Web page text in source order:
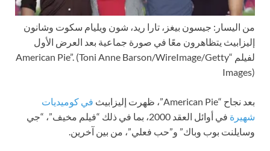
من اليسار: جيسون بيغز، تارا ريد، شون ويليام سكوت وشانون
إليزابيث يتظاهرون معًا في صورة جماعية بعد العرض الأول
لفيلم “American Pie”.(Toni Anne Barson/WireImage/Getty
Images)
بعد نجاح “American Pie”، ظهرت إليزابيث
في كوميديات
شهيرة
في أوائل العقد 2000، بما في ذلك “فيلم مخيف”، “جي
وسايلنت بوب وباك” و”حب فعلي”، من بين آخرين.